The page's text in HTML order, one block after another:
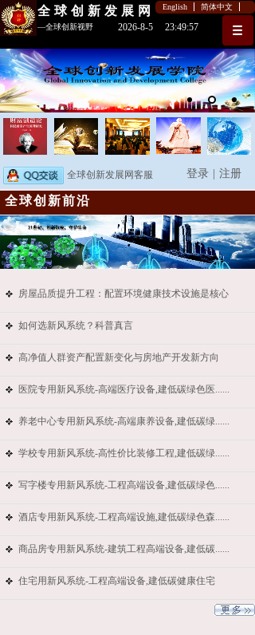
English 简体中文
2026-8-5 23:49:57
全球创新发展网
—全球创新视野
全球创新发展网客服 登录 注册
全球创新前沿
房屋品质提升工程：配置环境健康技术设施是核心
如何选新风系统？科普真言
高净值人群资产配置新变化与房地产开发新方向
医院专用新风系统-高端医疗设备,建低碳绿色医......
养老中心专用新风系统-高端康养设备,建低碳绿......
学校专用新风系统-高性价比装修工程,建低碳绿......
写字楼专用新风系统-工程高端设备,建低碳绿色......
酒店专用新风系统-工程高端设施,建低碳绿色森......
商品房专用新风系统-建筑工程高端设备,建低碳......
住宅用新风系统-工程高端设备,建低碳健康住宅